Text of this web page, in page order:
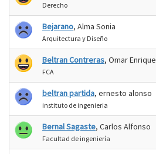
Derecho
Bejarano, Alma Sonia
Arquitectura y Diseño
Beltran Contreras, Omar Enrique
FCA
beltran partida, ernesto alonso
instituto de ingenieria
Bernal Sagaste, Carlos Alfonso
Facultad de ingeniería